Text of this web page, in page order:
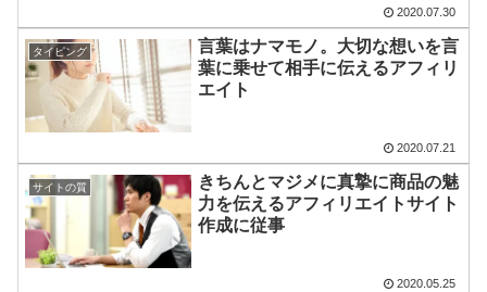
2020.07.30
タイピング
言葉はナマモノ。大切な想いを言
葉に乗せて相手に伝えるアフィリ
エイト
2020.07.21
サイトの質
きちんとマジメに真摯に商品の魅
力を伝えるアフィリエイトサイト
作成に従事
2020.05.25